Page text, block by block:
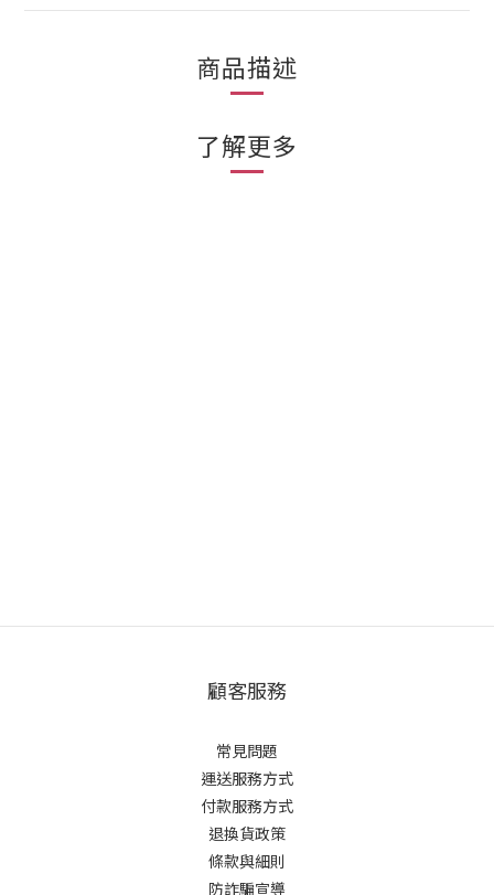
商品描述
了解更多
顧客服務
常見問題
運送服務方式
付款服務方式
退換貨政策
條款與細則
防詐騙宣導